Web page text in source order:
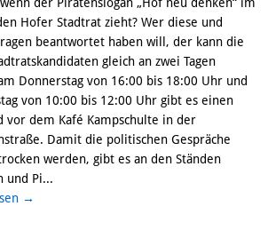
Hofer Stadtrat zieht? Wer diese und
beantwortet haben will, der kann die
gleich an zwei Tagen
Donnerstag von 16:00 bis 18:00 Uhr und
von 10:00 bis 12:00 Uhr gibt es einen
vor dem Kafé Kampschulte in der
Damit die politischen Gespräche
werden, gibt es an den Ständen
und Pi...
→